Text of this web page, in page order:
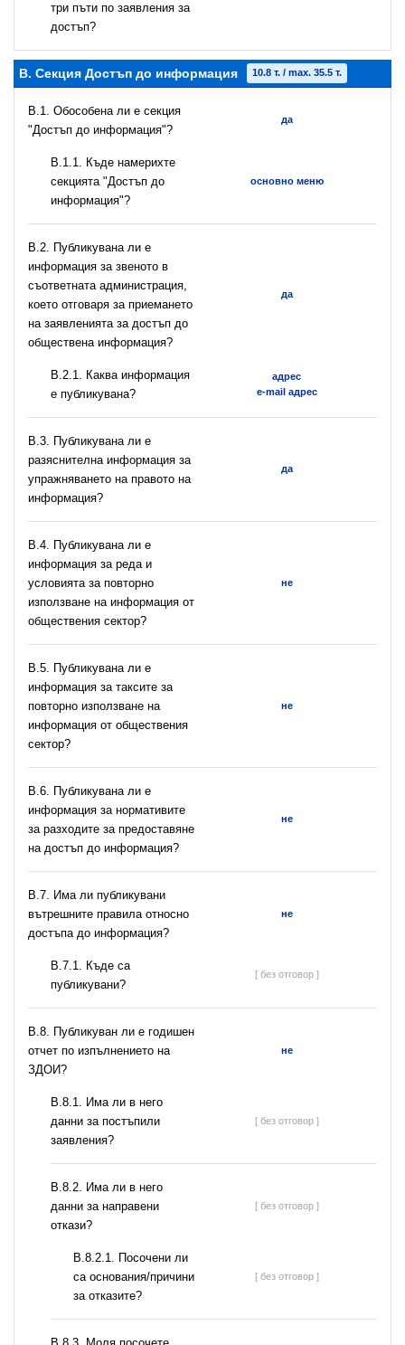
три пъти по заявления за
достъп?
B. Секция Достъп до информация 10.8 т. / max. 35.5 т.
В.1. Обособена ли е секция
"Достъп до информация"?
да
В.1.1. Къде намерихте
секцията "Достъп до
информация"?
основно меню
В.2. Публикувана ли е
информация за звеното в
съответната администрация,
което отговаря за приемането
на заявленията за достъп до
обществена информация?
да
B.2.1. Каква информация
е публикувана?
адрес
e-mail адрес
В.3. Публикувана ли е
разяснителна информация за
упражняването на правото на
информация?
да
В.4. Публикувана ли е
информация за реда и
условията за повторно
използване на информация от
обществения сектор?
не
В.5. Публикувана ли е
информация за таксите за
повторно използване на
информация от обществения
сектор?
не
В.6. Публикувана ли е
информация за нормативите
за разходите за предоставяне
на достъп до информация?
не
В.7. Има ли публикувани
вътрешните правила относно
достъпа до информация?
не
В.7.1. Къде са
публикувани?
[ без отговор ]
В.8. Публикуван ли е годишен
отчет по изпълнението на
ЗДОИ?
не
В.8.1. Има ли в него
данни за постъпили
заявления?
[ без отговор ]
В.8.2. Има ли в него
данни за направени
откази?
[ без отговор ]
В.8.2.1. Посочени ли
са основания/причини
за отказите?
[ без отговор ]